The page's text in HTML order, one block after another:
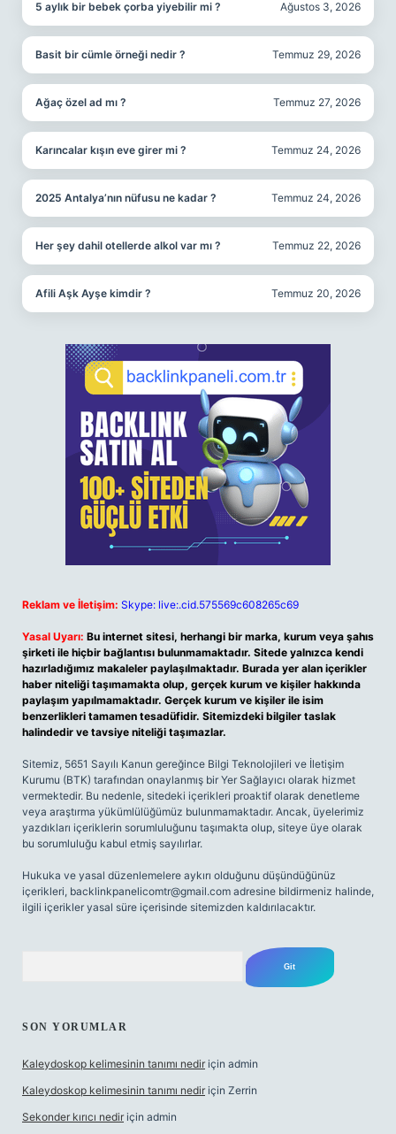
5 aylık bir bebek çorba yiyebilir mi ? Ağustos 3, 2026
Basit bir cümle örneği nedir ? Temmuz 29, 2026
Ağaç özel ad mı ? Temmuz 27, 2026
Karıncalar kışın eve girer mi ? Temmuz 24, 2026
2025 Antalya’nın nüfusu ne kadar ? Temmuz 24, 2026
Her şey dahil otellerde alkol var mı ? Temmuz 22, 2026
Afili Aşk Ayşe kimdir ? Temmuz 20, 2026
Reklam ve İletişim: Skype: live:.cid.575569c608265c69
Yasal Uyarı: Bu internet sitesi, herhangi bir marka, kurum veya şahıs
şirketi ile hiçbir bağlantısı bulunmamaktadır. Sitede yalnızca kendi
hazırladığımız makaleler paylaşılmaktadır. Burada yer alan içerikler
haber niteliği taşımamakta olup, gerçek kurum ve kişiler hakkında
paylaşım yapılmamaktadır. Gerçek kurum ve kişiler ile isim
benzerlikleri tamamen tesadüfidir. Sitemizdeki bilgiler taslak
halindedir ve tavsiye niteliği taşımazlar.
Sitemiz, 5651 Sayılı Kanun gereğince Bilgi Teknolojileri ve İletişim
Kurumu (BTK) tarafından onaylanmış bir Yer Sağlayıcı olarak hizmet
vermektedir. Bu nedenle, sitedeki içerikleri proaktif olarak denetleme
veya araştırma yükümlülüğümüz bulunmamaktadır. Ancak, üyelerimiz
yazdıkları içeriklerin sorumluluğunu taşımakta olup, siteye üye olarak
bu sorumluluğu kabul etmiş sayılırlar.
Hukuka ve yasal düzenlemelere aykırı olduğunu düşündüğünüz
içerikleri, backlinkpanelicomtr@gmail.com adresine bildirmeniz halinde,
ilgili içerikler yasal süre içerisinde sitemizden kaldırılacaktır.
SON YORUMLAR
Kaleydoskop kelimesinin tanımı nedir için admin
Kaleydoskop kelimesinin tanımı nedir için Zerrin
Sekonder kırıcı nedir için admin